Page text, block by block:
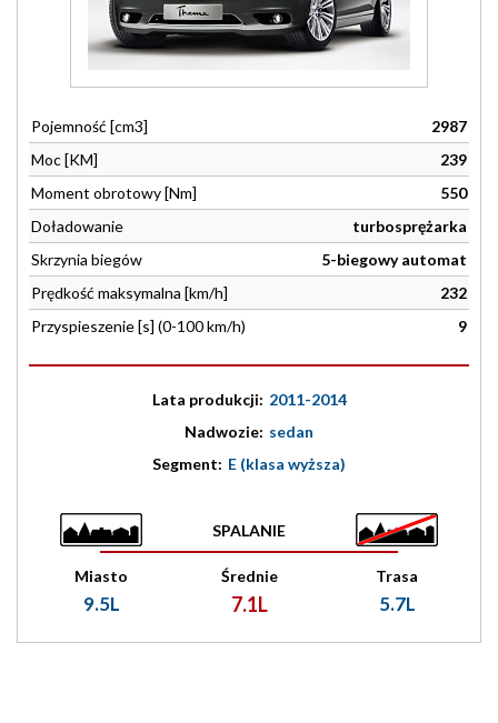
Pojemność [cm3]
2987
Moc [KM]
239
Moment obrotowy [Nm]
550
Doładowanie
turbosprężarka
Skrzynia biegów
5-biegowy automat
Prędkość maksymalna [km/h]
232
Przyspieszenie [s] (0-100 km/h)
9
Lata produkcji: 2011-2014
Nadwozie: sedan
Segment: E (klasa wyższa)
SPALANIE
Miasto
9.5L
Średnie
7.1L
Trasa
5.7L